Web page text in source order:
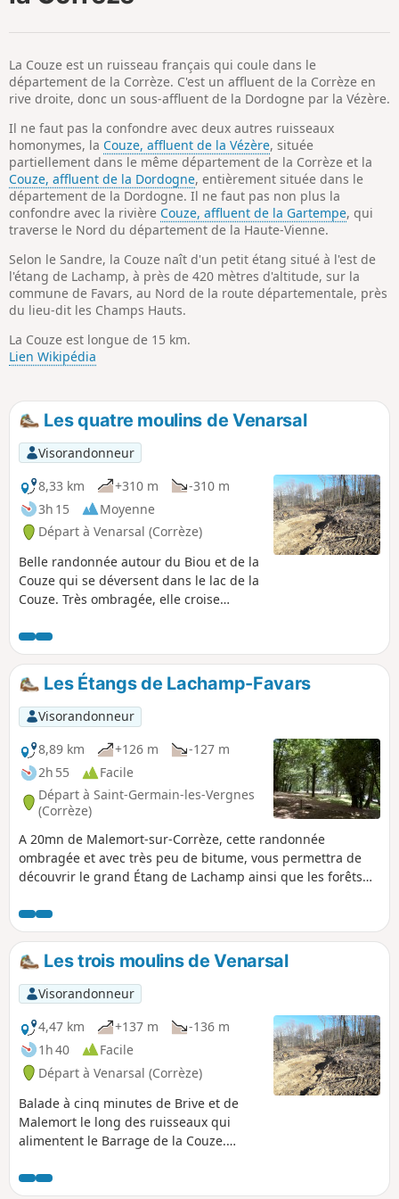
La Couze est un ruisseau français qui coule dans le
département de la Corrèze. C'est un affluent de la Corrèze en
rive droite, donc un sous-affluent de la Dordogne par la Vézère.
Il ne faut pas la confondre avec deux autres ruisseaux
homonymes, la Couze, affluent de la Vézère, située
partiellement dans le même département de la Corrèze et la
Couze, affluent de la Dordogne, entièrement située dans le
département de la Dordogne. Il ne faut pas non plus la
confondre avec la rivière Couze, affluent de la Gartempe, qui
traverse le Nord du département de la Haute-Vienne.
Selon le Sandre, la Couze naît d'un petit étang situé à l'est de
l'étang de Lachamp, à près de 420 mètres d'altitude, sur la
commune de Favars, au Nord de la route départementale, près
du lieu-dit les Champs Hauts.
La Couze est longue de 15 km.
Lien Wikipédia
Les quatre moulins de Venarsal
Visorandonneur
8,33 km
+310 m
-310 m
3h 15
Moyenne
Départ à Venarsal (Corrèze)
Belle randonnée autour du Biou et de la
Couze qui se déversent dans le lac de la
Couze. Très ombragée, elle croise
restaurés mais non actifs. Le dénivelé
est parfois un peu rude mais cela vaut
la peine. Attention : zone déboisée entre
les points (5) et (6), impraticable par
temps de pluie.
Les Étangs de Lachamp-Favars
Visorandonneur
8,89 km
+126 m
-127 m
2h 55
Facile
Départ à Saint-Germain-les-Vergnes
(Corrèze)
A 20mn de Malemort-sur-Corrèze, cette randonnée
ombragée et avec très peu de bitume, vous permettra de
découvrir le grand Étang de Lachamp ainsi que les forêts
Cette randonnée se fait en 2h30.
Les trois moulins de Venarsal
Visorandonneur
4,47 km
+137 m
-136 m
1h 40
Facile
Départ à Venarsal (Corrèze)
Balade à cinq minutes de Brive et de
Malemort le long des ruisseaux qui
alimentent le Barrage de la Couze.
seul défaut d'avoir une côte un peu